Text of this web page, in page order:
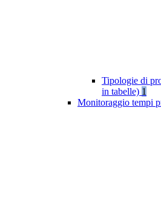
Tipologie di
in tabelle) 1
Monitoraggio tempi